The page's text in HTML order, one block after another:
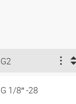
G2
G 1/8″ -28